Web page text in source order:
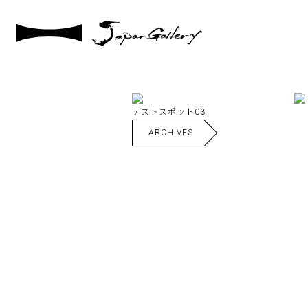
テストスポット03
ARCHIVES